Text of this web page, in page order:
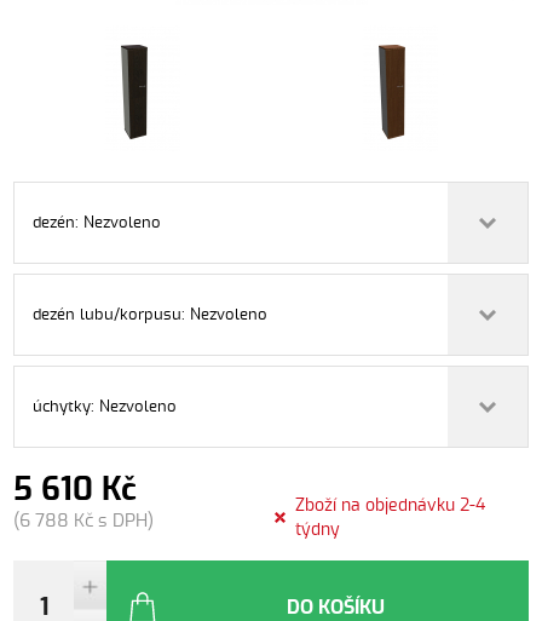
dezén: Nezvoleno
dezén lubu/korpusu: Nezvoleno
úchytky: Nezvoleno
5 610 Kč
(6 788 Kč s DPH)
Zboží na objednávku 2-4
týdny
DO KOŠÍKU